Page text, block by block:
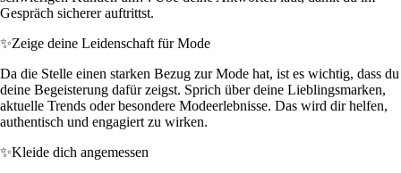
Gespräch sicherer auftrittst.
✨Zeige deine Leidenschaft für Mode
Da die Stelle einen starken Bezug zur Mode hat, ist es wichtig, dass du
deine Begeisterung dafür zeigst. Sprich über deine Lieblingsmarken,
aktuelle Trends oder besondere Modeerlebnisse. Das wird dir helfen,
authentisch und engagiert zu wirken.
✨Kleide dich angemessen